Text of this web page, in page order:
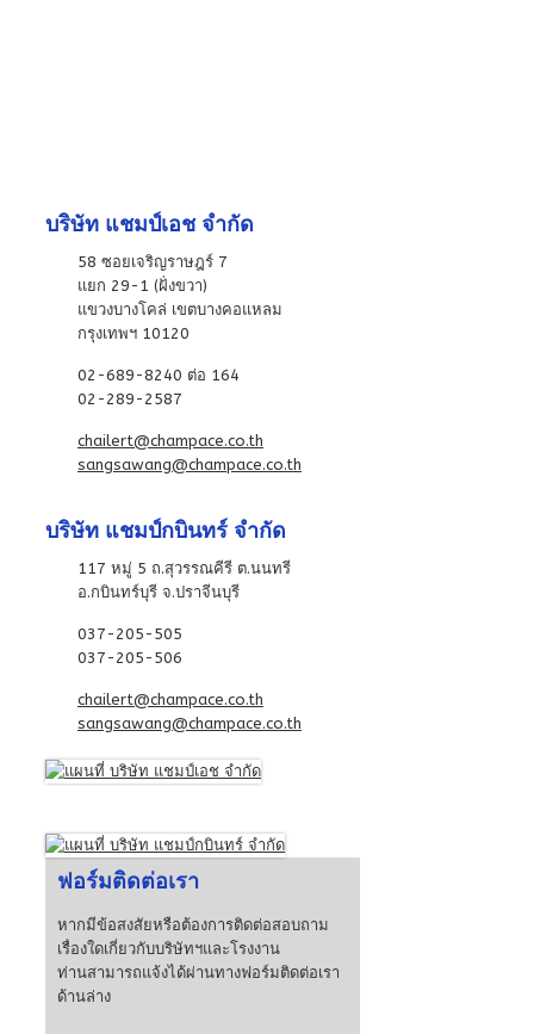
บริษัท แชมป์เอช จำกัด
58 ซอยเจริญราษฎร์ 7
แยก 29-1 (ฝั่งขวา)
แขวงบางโคล่ เขตบางคอแหลม
กรุงเทพฯ 10120
02-689-8240 ต่อ 164
02-289-2587
chailert@champace.co.th
sangsawang@champace.co.th
บริษัท แชมป์กบินทร์ จำกัด
117 หมู่ 5 ถ.สุวรรณคีรี ต.นนทรี
อ.กบินทร์บุรี จ.ปราจีนบุรี
037-205-505
037-205-506
chailert@champace.co.th
sangsawang@champace.co.th
ฟอร์มติดต่อเรา
หากมีข้อสงสัยหรือต้องการติดต่อสอบถาม
เรื่องใดเกี่ยวกับบริษัทฯและโรงงาน
ท่านสามารถแจ้งได้ผ่านทางฟอร์มติดต่อเรา
ด้านล่าง